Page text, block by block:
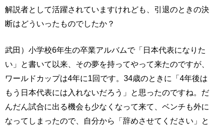
解説者として活躍されていますけれども、引退のときの決
断はどういったものでしたか？
武田）小学校6年生の卒業アルバムで「日本代表になりた
い」と書いて以来、その夢を持ってやって来たのですが、
ワールドカップは4年に1回です。34歳のときに「4年後は
もう日本代表には入れないだろう」と思ったのですね。だ
んだん試合に出る機会も少なくなって来て、ベンチも外に
なってしまったので、自分から「辞めさせてください」と